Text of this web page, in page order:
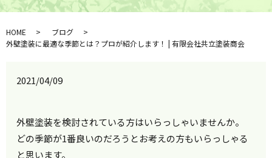
HOME
ブログ
外壁塗装に最適な季節とは？プロが紹介します！ | 有限会社共立塗装商会
2021/04/09
外壁塗装を検討されている方はいらっしゃいませんか。
どの季節が1番良いのだろうとお考えの方もいらっしゃる
と思います。